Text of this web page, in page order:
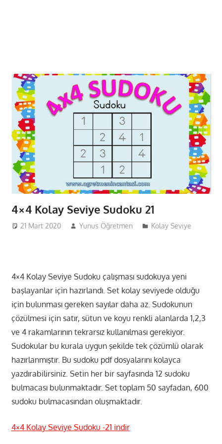
4×4 Kolay Seviye Sudoku 21
21 Mart 2020 Yunus Öğretmen Kolay Seviye
4×4 Kolay Seviye Sudoku çalışması sudokuya yeni
başlayanlar için hazırlandı. Set kolay seviyede olduğu
için bulunması gereken sayılar daha az. Sudokunun
çözülmesi için satır, sütun ve koyu renkli alanlarda 1,2,3
ve 4 rakamlarının tekrarsız kullanılması gerekiyor.
Sudokular bu kurala uygun şekilde tek çözümlü olarak
hazırlanmıştır. Bu sudoku pdf dosyalarını kolayca
yazdırabilirsiniz. Setin her bir sayfasında 12 sudoku
bulmacası bulunmaktadır. Set toplam 50 sayfadan, 600
sudoku bulmacasından oluşmaktadır.
4×4 Kolay Seviye Sudoku -21 indir